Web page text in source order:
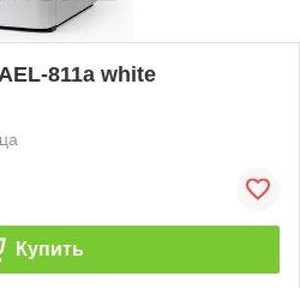
811a white
Купить